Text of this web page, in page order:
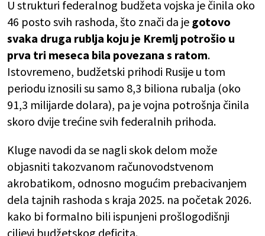
U strukturi federalnog budžeta vojska je činila oko
46 posto svih rashoda, što znači da je gotovo
svaka druga rublja koju je Kremlj potrošio u
prva tri meseca bila povezana s ratom.
Istovremeno, budžetski prihodi Rusije u tom
periodu iznosili su samo 8,3 biliona rubalja (oko
91,3 milijarde dolara), pa je vojna potrošnja činila
skoro dvije trećine svih federalnih prihoda.
Kluge navodi da se nagli skok delom može
objasniti takozvanom računovodstvenom
akrobatikom, odnosno mogućim prebacivanjem
dela tajnih rashoda s kraja 2025. na početak 2026.
kako bi formalno bili ispunjeni prošlogodišnji
ciljevi budžetskog deficita.